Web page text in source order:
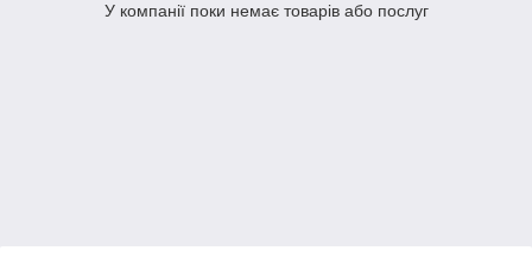
У компанії поки немає товарів або послуг